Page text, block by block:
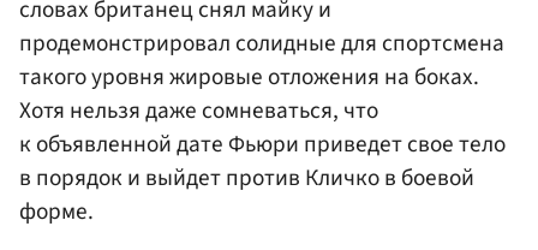
словах британец снял майку и
продемонстрировал солидные для спортсмена
такого уровня жировые отложения на боках.
Хотя нельзя даже сомневаться, что
к объявленной дате Фьюри приведет свое тело
в порядок и выйдет против Кличко в боевой
форме.